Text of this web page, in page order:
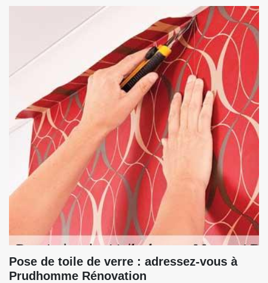
Pose de toile de verre : adressez-vous à
Prudhomme Rénovation